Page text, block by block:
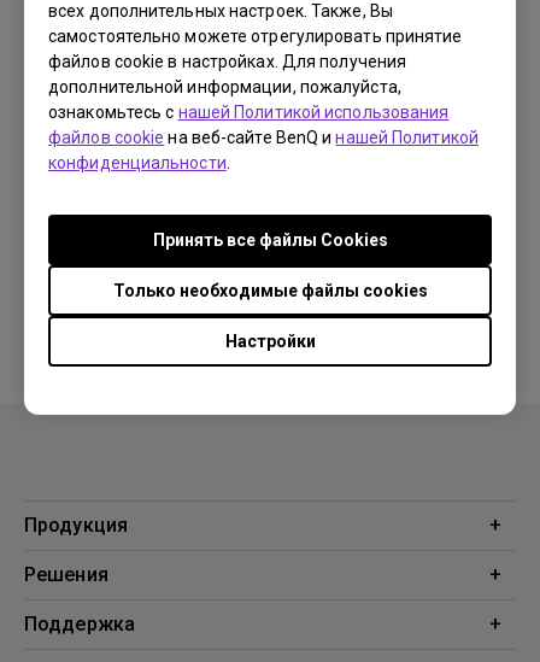
всех дополнительных настроек. Также, Вы
самостоятельно можете отрегулировать принятие
файлов cookie в настройках. Для получения
дополнительной информации, пожалуйста,
ознакомьтесь с нашей Политикой использования
файлов cookie на веб-сайте BenQ инашей Политикой
конфиденциальности
Настройки
Только необходимые файлы cookies
Принять все файлы Сookies
Firmware
BenQ Easy FW Updater
Windows|Windows10|Windows7|Windows8
OS Version:
Обновить:2020/07/30
Размер файла:692.58 KB
Загрузки
Продукция
Проекторы
Решения
Образование
Поддержка